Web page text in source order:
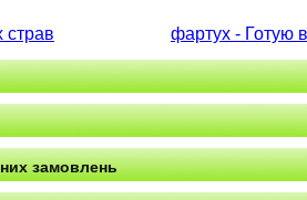
страв фартух - Готую
замовлень